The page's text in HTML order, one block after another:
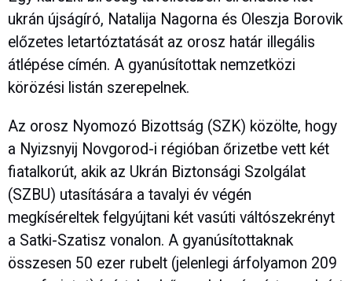
ukrán újságíró, Natalija Nagorna és Oleszja Borovik
előzetes letartóztatását az orosz határ illegális
átlépése címén. A gyanúsítottak nemzetközi
körözési listán szerepelnek.
Az orosz Nyomozó Bizottság (SZK) közölte, hogy
a Nyizsnyij Novgorod-i régióban őrizetbe vett két
fiatalkorút, akik az Ukrán Biztonsági Szolgálat
(SZBU) utasítására a tavalyi év végén
megkíséreltek felgyújtani két vasúti váltószekrényt
a Satki-Szatisz vonalon. A gyanúsítottaknak
összesen 50 ezer rubelt (jelenlegi árfolyamon 209